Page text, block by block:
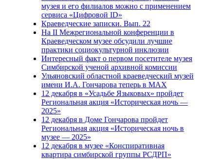
музея и его филиалов можно с применением
сервиса «Цифровой ID»
Краеведческие записки. Вып. 22
На II Межрегиональной конференции в
Краеведческом музее обсудили лучшие
практики социокультурной инклюзии
Интересный факт о первом посетителе музея
Симбирской ученой архивной комиссии
Ульяновский областной краеведческий музей
имени И.А. Гончарова теперь в MAX
12 декабря в «Усадьбе Языковых» пройдет
Региональная акция «Историческая ночь —
2025»
12 декабря в Доме Гончарова пройдет
Региональная акция «Историческая ночь в
музее — 2025»
12 декабря в музее «Конспиративная
квартира симбирской группы РСДРП»